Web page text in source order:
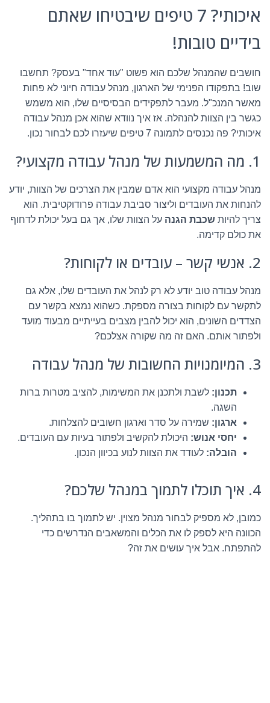
איכותי? 7 טיפים שיבטיחו שאתם
בידיים טובות!
חושבים שהמנהל שלכם הוא פשוט "עוד אחד" בעסק? תחשבו
שוב! בתפקודו הפנימי של הארגון, מנהל עבודה חיוני לא פחות
מאשר המנכ"ל. מעבר לתפקידים הבסיסיים שלו, הוא משמש
כגשר בין הצוות להנהלה. אז איך נוודא שהוא אכן מנהל עבודה
איכותי? פה נכנסים לתמונה 7 טיפים שיעזרו לכם לבחור נכון.
1. מה המשמעות של מנהל עבודה מקצועי?
מנהל עבודה מקצועי הוא אדם שמבין את הצרכים של הצוות, יודע
להנחות את העובדים וליצור סביבת עבודה פרודוקטיבית. הוא
צריך להיות שכבת הגנה על הצוות שלו, אך גם בעל יכולת לדחוף
את כולם קדימה.
2. אנשי קשר – עובדים או לקוחות?
מנהל עבודה טוב יודע לא רק לנהל את העובדים שלו, אלא גם
לתקשר עם לקוחות בצורה מספקת. כשהוא נמצא בקשר עם
הצדדים השונים, הוא יכול להבין מצבים בעייתיים מבעוד מועד
ולפתור אותם. האם זה מה שקורה אצלכם?
3. המיומנויות החשובות של מנהל עבודה
תכנון: לשבת ולתכנן את המשימות, להציב מטרות ברות
השגה.
ארגון: שמירה על סדר וארגון חשובים להצלחות.
יחסי אנוש: היכולת להקשיב ולפתור בעיות עם העובדים.
הובלה: לעודד את הצוות לנוע בכיוון הנכון.
4. איך תוכלו לתמוך במנהל שלכם?
כמובן, לא מספיק לבחור מנהל מצוין. יש לתמוך בו בתהליך.
הכוונה היא לספק לו את הכלים והמשאבים הנדרשים כדי
להתפתח. אבל איך עושים את זה?